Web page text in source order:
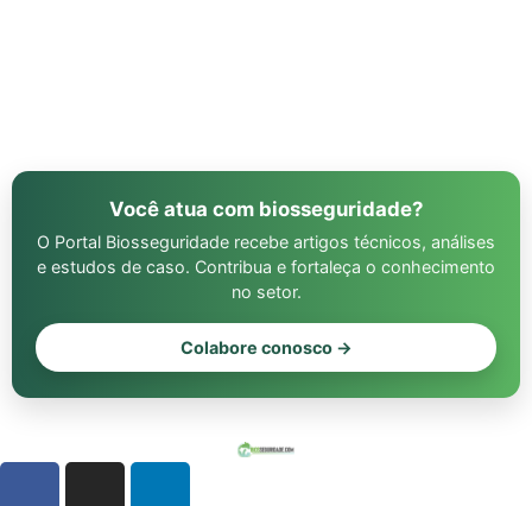
Você atua com biosseguridade?
O Portal Biosseguridade recebe artigos técnicos, análises
e estudos de caso. Contribua e fortaleça o conhecimento
no setor.
Colabore conosco →